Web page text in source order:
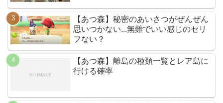
【あつ森】秘密のあいさつがぜんぜん
思いつかない...無難でいい感じのセリ
フない？
【あつ森】離島の種類一覧とレア島に
行ける確率